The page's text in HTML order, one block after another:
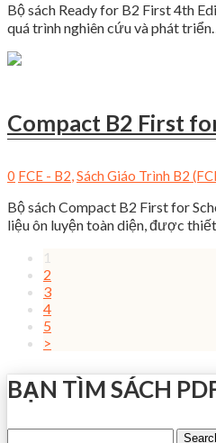
Bộ sách Ready for B2 First 4th
quá trình nghiên cứu và phát
Compact B2 First
0 FCE - B2,Sách Giáo Trình B2
Bộ sách Compact B2 First for
liệu ôn luyện toàn diện, được
1
2
3
4
5
>
BẠN TÌM SÁCH